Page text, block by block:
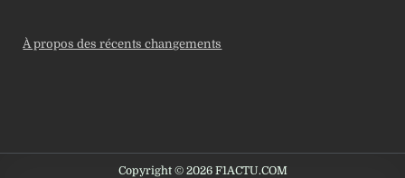
À propos des récents changements
Copyright © 2026 F1ACTU.COM